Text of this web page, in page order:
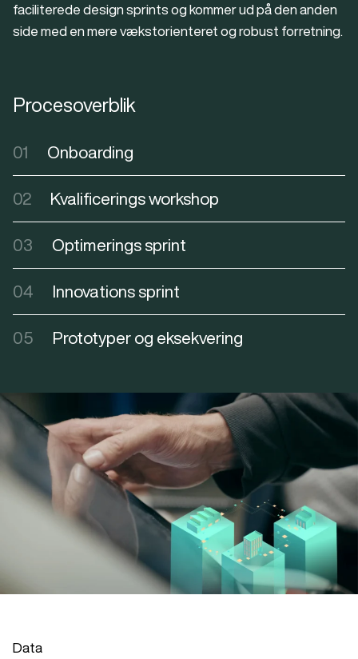
faciliterede design sprints og kommer ud på den anden
side med en mere vækstorienteret og robust forretning.
Procesoverblik
01 Onboarding
02 Kvalificerings workshop
03 Optimerings sprint
04 Innovations sprint
05 Prototyper og eksekvering
Data